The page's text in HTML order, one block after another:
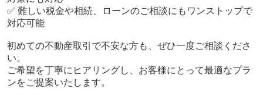
✅ 難しい税金や相続、ローンのご相談にもワンストップで
対応可能
初めての不動産取引で不安な方も、ぜひ一度ご相談くださ
い。
ご希望を丁寧にヒアリングし、お客様にとって最適なプラ
ンをご提案いたします。